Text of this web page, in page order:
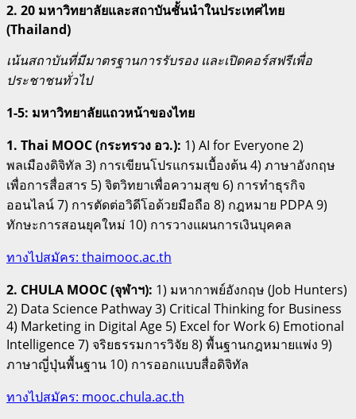
2. 20 มหาวิทยาลัยและสถาบันชั้นนำในประเทศไทย
(Thailand)
เน้นสถาบันที่มีมาตรฐานการรับรอง และเปิดคอร์สฟรีเพื่อ
ประชาชนทั่วไป
1-5: มหาวิทยาลัยแถวหน้าของไทย
1. Thai MOOC (กระทรวง อว.): 1) AI for Everyone 2)
พลเมืองดิจิทัล 3) การเขียนโปรแกรมเบื้องต้น 4) ภาษาอังกฤษ
เพื่อการสื่อสาร 5) จิตวิทยาเพื่อความสุข 6) การทำธุรกิจ
ออนไลน์ 7) การตัดต่อวิดีโอด้วยมือถือ 8) กฎหมาย PDPA 9)
ทักษะการสอนยุคใหม่ 10) การวางแผนการเงินบุคคล
ทางไปสมัคร: thaimooc.ac.th
2. CHULA MOOC (จุฬาฯ): 1) มหากาพย์อังกฤษ (Job Hunters)
2) Data Science Pathway 3) Critical Thinking for Business
4) Marketing in Digital Age 5) Excel for Work 6) Emotional
Intelligence 7) จริยธรรมการวิจัย 8) พื้นฐานกฎหมายแพ่ง 9)
ภาษาญี่ปุ่นพื้นฐาน 10) การออกแบบสื่อดิจิทัล
ทางไปสมัคร: mooc.chula.ac.th